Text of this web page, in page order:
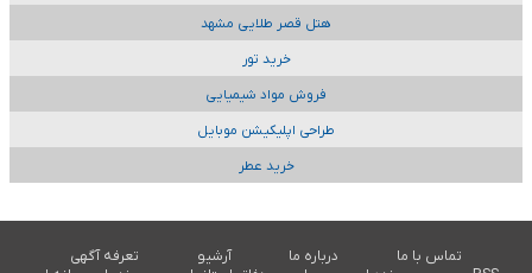
هتل قصر طلایی مشهد
خرید تور
فروش مواد شیمیایی
طراحی اپلیکیشن موبایل
خرید عطر
تماس با ما درباره ما آرشیو
تعرفه آگهی